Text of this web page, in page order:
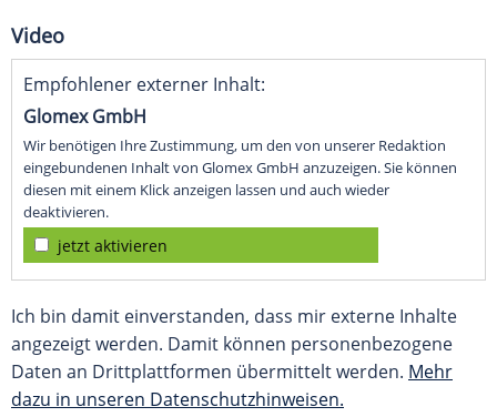
Video
Empfohlener externer Inhalt:
Glomex GmbH
Wir benötigen Ihre Zustimmung, um den von unserer Redaktion
eingebundenen Inhalt von Glomex GmbH anzuzeigen. Sie können
diesen mit einem Klick anzeigen lassen und auch wieder
deaktivieren.
jetzt aktivieren
Ich bin damit einverstanden, dass mir externe Inhalte
angezeigt werden. Damit können personenbezogene
Daten an Drittplattformen übermittelt werden. Mehr
dazu in unseren Datenschutzhinweisen.